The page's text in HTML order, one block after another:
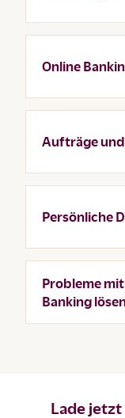
Online
Aufträge
Persönliche
Probleme
Banking
Lade jetzt